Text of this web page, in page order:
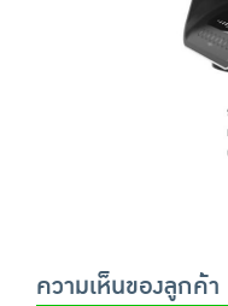
ความเห็นของลูกค้า